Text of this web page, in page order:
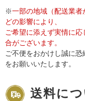
※一部の地域（配送業
どの影響により、
ご希望に添えず実情に
合がございます。
ご不便をおかけし誠に
をお願いいたします。
送料につ